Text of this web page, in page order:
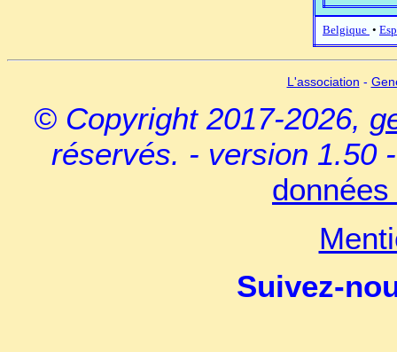
Belgique •
L'association -
© Copyright 2017-2026,
réservés. - version 1.50
Suivez-